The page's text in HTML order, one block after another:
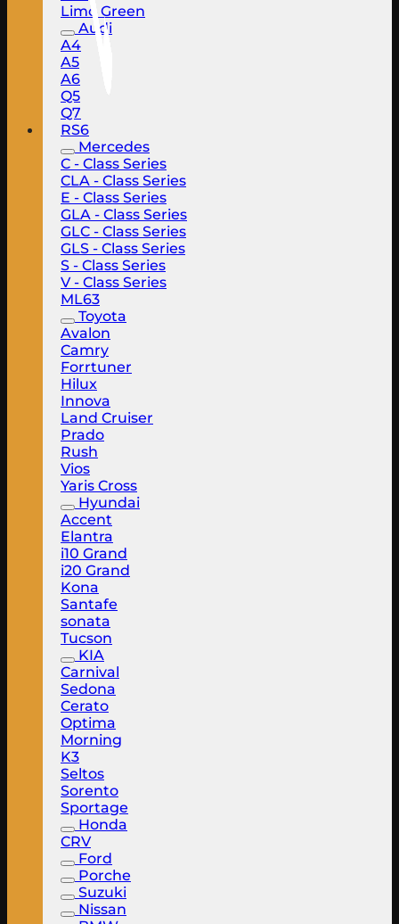
Limo Green
Audi
A4
A5
A6
Q5
Q7
RS6
Mercedes
C - Class Series
CLA - Class Series
E - Class Series
GLA - Class Series
GLC - Class Series
GLS - Class Series
S - Class Series
V - Class Series
ML63
Toyota
Avalon
Camry
Forrtuner
Hilux
Innova
Land Cruiser
Prado
Rush
Vios
Yaris Cross
Hyundai
Accent
Elantra
i10 Grand
i20 Grand
Kona
Santafe
sonata
Tucson
KIA
Carnival
Sedona
Cerato
Optima
Morning
K3
Seltos
Sorento
Sportage
Honda
CRV
Ford
Porche
Suzuki
Nissan